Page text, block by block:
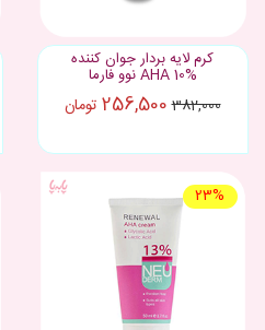
کرم لایه بردار جوان کننده
%AHA 10 نوو فارما
382,000
256,500 تومان
23%